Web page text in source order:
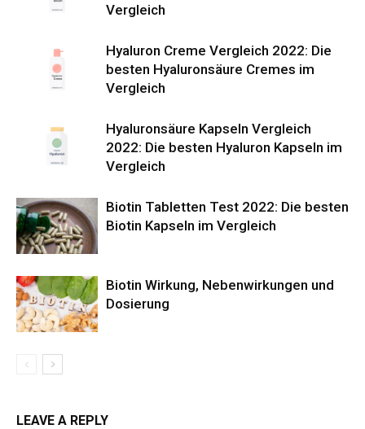
Vergleich
Hyaluron Creme Vergleich 2022: Die
besten Hyaluronsäure Cremes im
Vergleich
Hyaluronsäure Kapseln Vergleich
2022: Die besten Hyaluron Kapseln im
Vergleich
Biotin Tabletten Test 2022: Die besten
Biotin Kapseln im Vergleich
Biotin Wirkung, Nebenwirkungen und
Dosierung
LEAVE A REPLY